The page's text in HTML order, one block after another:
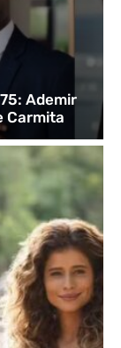
Ademir
Carmita